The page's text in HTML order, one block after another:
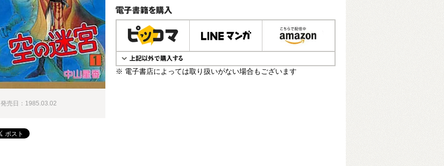
電子書籍で購入
※ 電子書店によっては取り扱いがない場合もございます
発売日：1985.03.02